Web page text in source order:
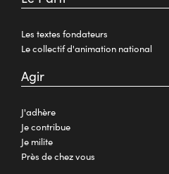
Les textes fondateurs
Le collectif d'animation national
Agir
J'adhère
Je contribue
Je milite
Près de chez vous